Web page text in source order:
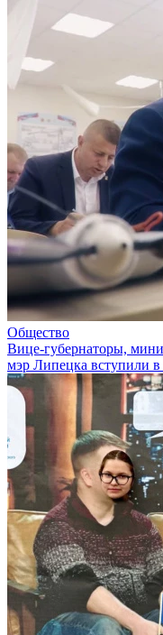
Общество
Вице-губернаторы,
мэр Липецка вступили в